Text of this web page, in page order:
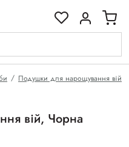
Подушки для нарощування вій
вій, Чорна